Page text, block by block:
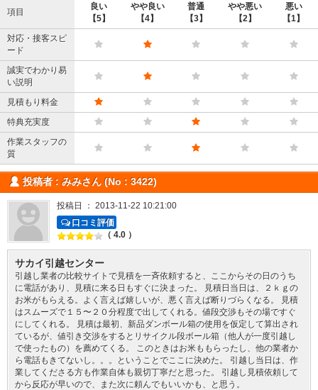
項目
良い
【5】
やや良い
【4】
普通
【3】
やや悪い
【2】
悪い
【1】
対応・接客スピ
ード
誠実でわかり易
い説明
見積もり料金
特典充実度
作業スタッフの
質
投稿者 : みみさん (No : 3422)
投稿日 ： 2013-11-22 10:21:00
口コミ評価
（ 4.0 ）
サカイ引越センター
引越し業者の比較サイトで見積を一斉依頼すると、ここからその日のうち
に電話があり、見積に来る日もすぐに決まった。 見積日当日は、２ｋｇの
お米がもらえる。よく言えば嬉しいが、悪く言えば断りづらくなる。 見積
はスムーズで１５〜２０分程度で出してくれる。値段交渉もその場ですぐ
にしてくれる。 見積は最初、新品ダンボール箱の使用を仮定して算出され
ているが、値引き交渉をするとリサイクル段ボール箱（他人が一度引越し
で使ったもの）を薦めてくる。 このときはお米ももらったし、他の業者か
ら電話もきてないし。。。ということでここに決めた。 引越し当日は、作
業してくださる方も作業自体も親切丁寧だと思った。 引越し見積依頼して
から反応が早いので、また次に頼んでもいいかも、と思う。